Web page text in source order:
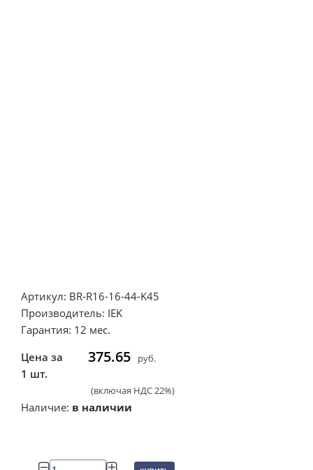
Артикул: BR-R16-16-44-K45
Производитель: IEK
Гарантия: 12 мес.
Цена за
1 шт.
375.65 руб.
(включая НДС 22%)
Наличие: в наличии